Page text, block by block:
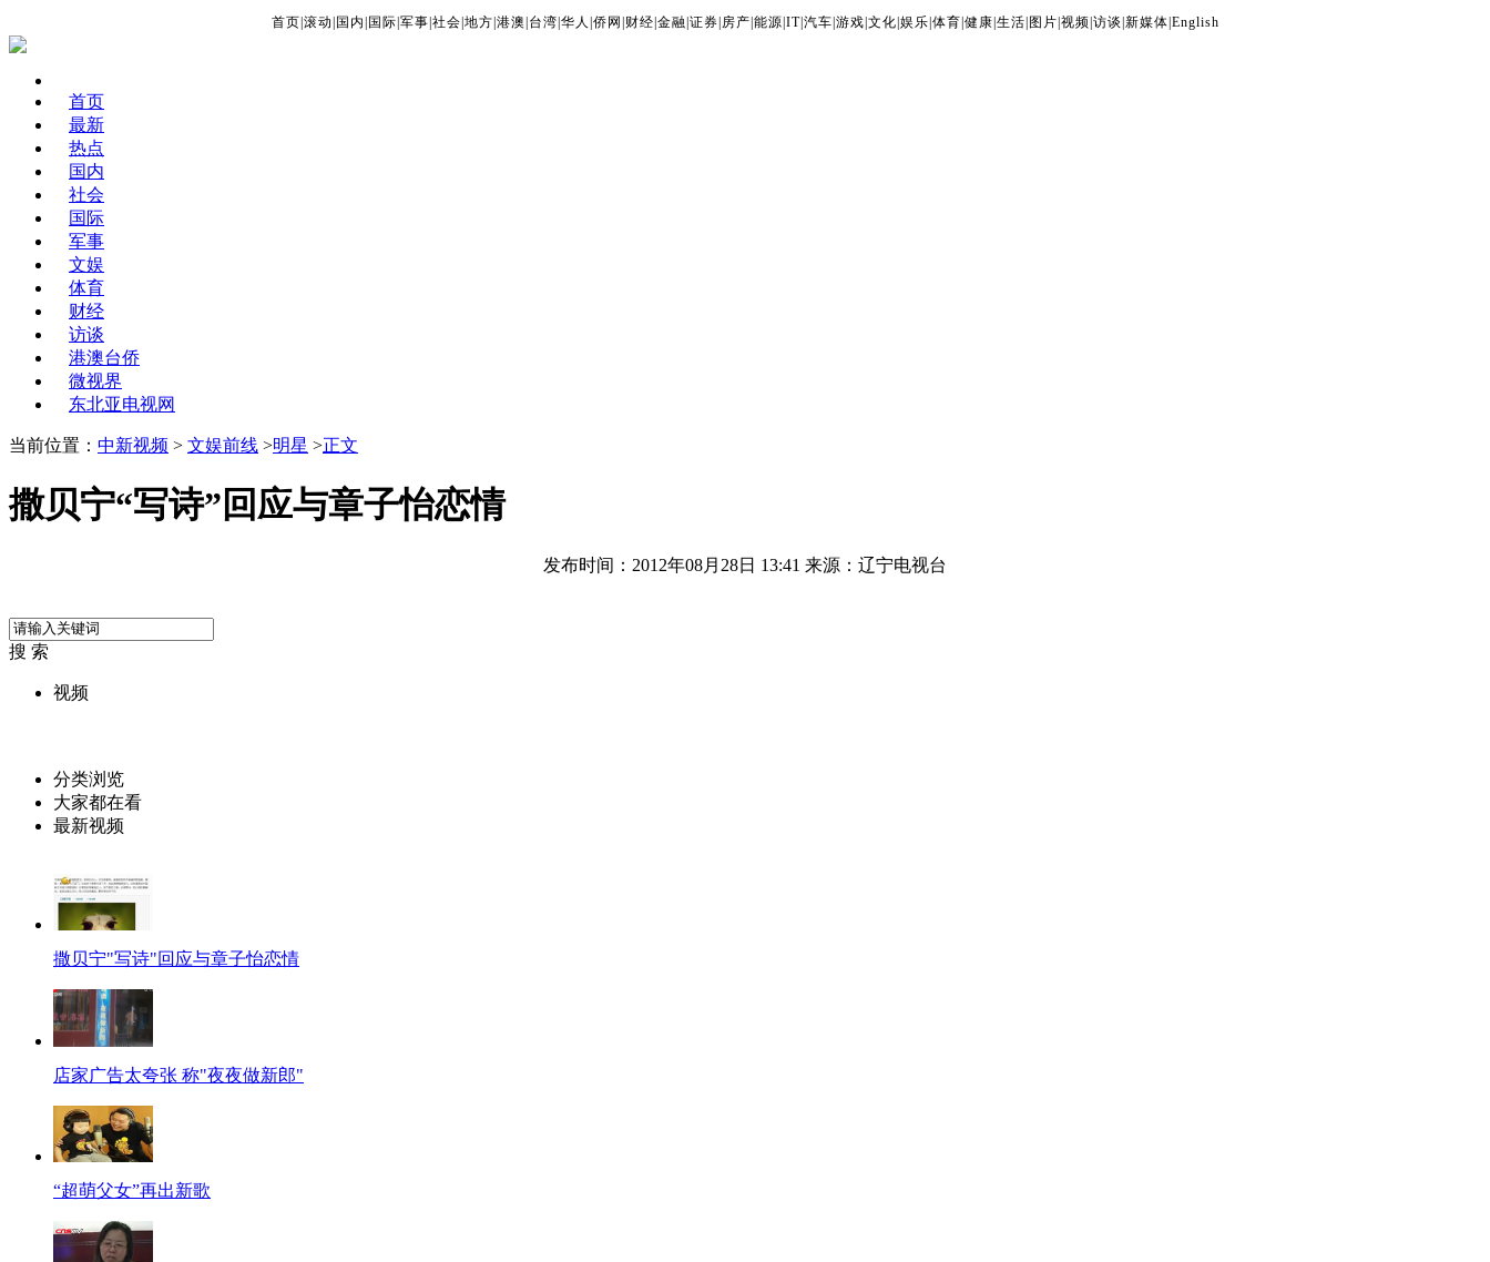
首页 滚动 国内 国际 军事 社会 地方 港澳 台湾 华人 侨网 财经 金融 证券 房产 能源 IT| 汽车 游戏 文化 娱乐 体育 健康 生活 图片 视频 访谈 新媒体 English
首页
最新
热点
国内
社会
国际
军事
文娱
体育
财经
访谈
港澳台侨
微视界
东北亚电视网
当前位置： 中新视频 > 文娱前线 >明星 >正文
撒贝宁“写诗”回应与章子怡恋情
发布时间：2012年08月28日 13:41 来源：辽宁电视台
搜 索
视频
分类浏览
大家都在看
最新视频
撒贝宁"写诗"回应与章子怡恋情
店家广告太夸张 称"夜夜做新郎"
“超萌父女”再出新歌